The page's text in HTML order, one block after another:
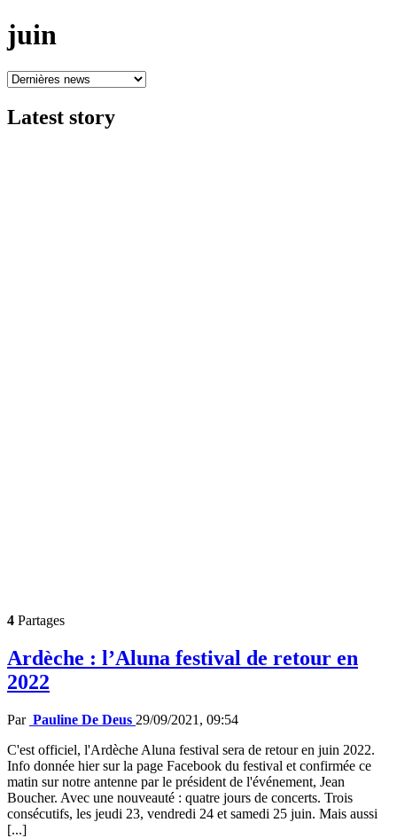
juin
Latest story
4 Partages
Ardèche : l’Aluna festival de retour en
2022
Par Pauline De Deus 29/09/2021, 09:54
C'est officiel, l'Ardèche Aluna festival sera de retour en juin 2022.
Info donnée hier sur la page Facebook du festival et confirmée ce
matin sur notre antenne par le président de l'événement, Jean
Boucher. Avec une nouveauté : quatre jours de concerts. Trois
consécutifs, les jeudi 23, vendredi 24 et samedi 25 juin. Mais aussi
[...]